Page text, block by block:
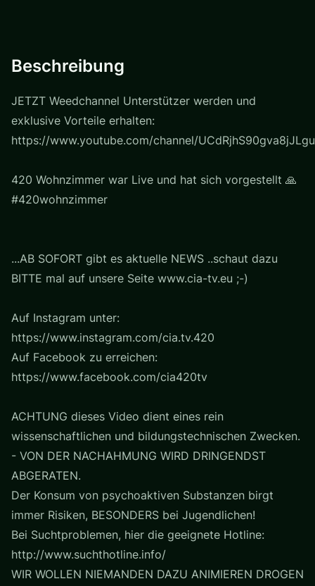
Beschreibung
JETZT Weedchannel Unterstützer werden und
exklusive Vorteile erhalten:
https://www.youtube.com/channel/
420 Wohnzimmer war Live und hat sich vorgestellt 🙏
#420wohnzimmer
...AB SOFORT gibt es aktuelle NEWS ..schaut dazu
BITTE mal auf unsere Seite www.cia-tv.eu ;-)
Auf Instagram unter:
https://www.instagram.com/cia.tv.420
Auf Facebook zu erreichen:
https://www.facebook.com/cia420tv
ACHTUNG dieses Video dient eines rein
wissenschaftlichen und bildungstechnischen Zwecken.
- VON DER NACHAHMUNG WIRD DRINGENDST
ABGERATEN.
Der Konsum von psychoaktiven Substanzen birgt
immer Risiken, BESONDERS bei Jugendlichen!
Bei Suchtproblemen, hier die geeignete Hotline:
http://www.suchthotline.info/
WIR WOLLEN NIEMANDEN DAZU ANIMIEREN DROGEN